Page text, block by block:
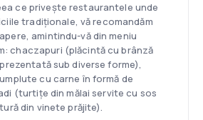
ce privește restaurantele unde
tradiționale, vă recomandăm
amintindu-vă din meniu
chaczapuri (plăcintă cu brânză
sub diverse forme),
cu carne în formă de
(turtițe din mălai servite cu sos
din vinete prăjite).